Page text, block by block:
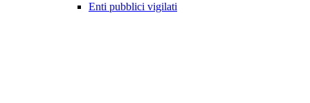
Enti pubblici vigilati